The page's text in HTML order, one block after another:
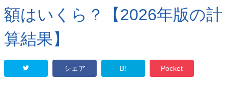
額はいくら？【2026年版の計
算結果】
シェア B! Pocket